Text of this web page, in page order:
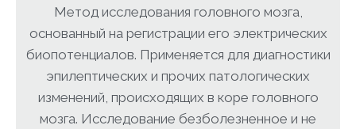
Метод исследования головного мозга,
основанный на регистрации его электрических
биопотенциалов. Применяется для диагностики
эпилептических и прочих патологических
изменений, происходящих в коре головного
мозга. Исследование безболезненное и не